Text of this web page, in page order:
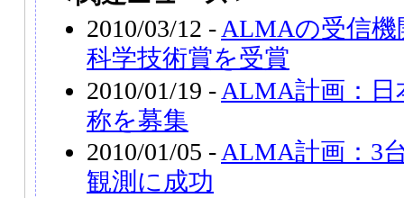
2010/03/12 - ALMAの受信
科学技術賞を受賞
2010/01/19 - ALMA計画：
称を募集
2010/01/05 - ALMA計画：3
観測に成功